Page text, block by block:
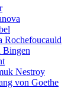
Rochefoucauld
Bingen
Nestroy
von Goethe